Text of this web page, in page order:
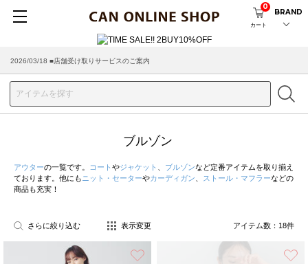
カート
0
BRAND
2026/08/04 ■8/13(木)AM2:00～サイトメンテナンス実施のお知らせ
2026/03/18 ■店舗受け取りサービスのご案内
ブルゾン
アウターの一覧です。 コート やジャケット ブルゾンなど定番アイテムを取り揃え
ております。他にも ニット・セーターやカーディガン ストール・マフラーなどの
商品も充実！
さらに絞り込む 表示変更 アイテム数： 18件